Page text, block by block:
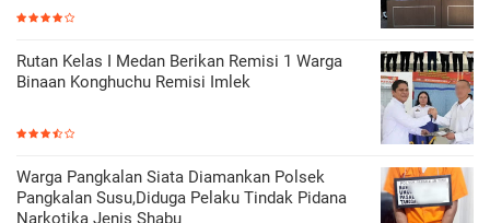
Rutan Kelas I Medan Berikan Remisi 1 Warga
Binaan Konghuchu Remisi Imlek
Warga Pangkalan Siata Diamankan Polsek
Pangkalan Susu,Diduga Pelaku Tindak Pidana
Narkotika Jenis Shabu